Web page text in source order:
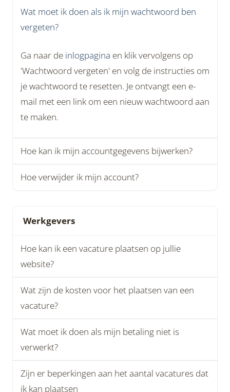
Wat moet ik doen als ik mijn wachtwoord ben
vergeten?
Ga naar de inlogpagina en klik vervolgens op
'Wachtwoord vergeten' en volg de instructies om
je wachtwoord te resetten. Je ontvangt een e-
mail met een link om een nieuw wachtwoord aan
te maken.
Hoe kan ik mijn accountgegevens bijwerken?
Hoe verwijder ik mijn account?
Werkgevers
Hoe kan ik een vacature plaatsen op jullie
website?
Wat zijn de kosten voor het plaatsen van een
vacature?
Wat moet ik doen als mijn betaling niet is
verwerkt?
Zijn er beperkingen aan het aantal vacatures dat
ik kan plaatsen